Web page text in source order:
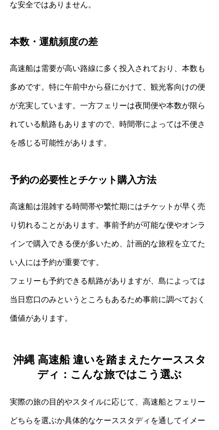
な安全ではありません。
本数・運航頻度の差
高速船は需要が高い路線に多く投入されており、本数も
多めです。特に午前中から昼にかけて、観光客向けの便
が充実しています。一方フェリーは夜間便や本数が限ら
れている航路もありますので、時間帯によっては不便さ
を感じる可能性があります。
予約の必要性とチケット購入方法
高速船は混雑する時間帯や繁忙期にはチケットが早く売
り切れることがあります。事前予約が可能な便やオンラ
インで購入できる便が多いため、計画的な旅程を立てた
い人には予約が重要です。
フェリーも予約できる航路がありますが、島によっては
当日窓口のみというところもあるため事前に調べておく
価値があります。
沖縄 高速船 違いを踏まえたケーススタ
ディ：こんな旅ではこう選ぶ
実際の旅の目的やスタイルに応じて、高速船とフェリー
どちらを選ぶか具体的なケーススタディを通してイメー